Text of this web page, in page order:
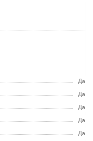
Да
Да
Да
Да
Да